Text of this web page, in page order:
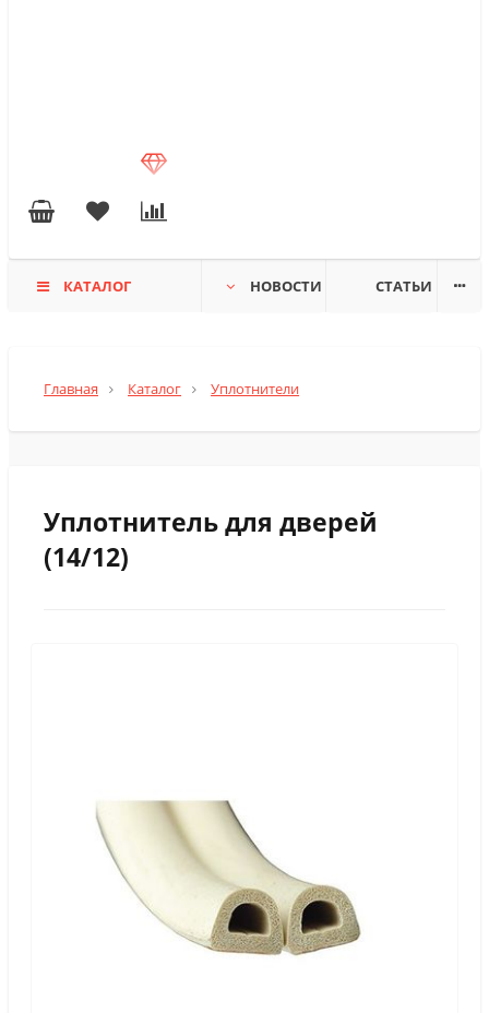
КАТАЛОГ НОВОСТИ СТАТЬИ
Главная Каталог Уплотнители
Уплотнитель для дверей
(14/12)